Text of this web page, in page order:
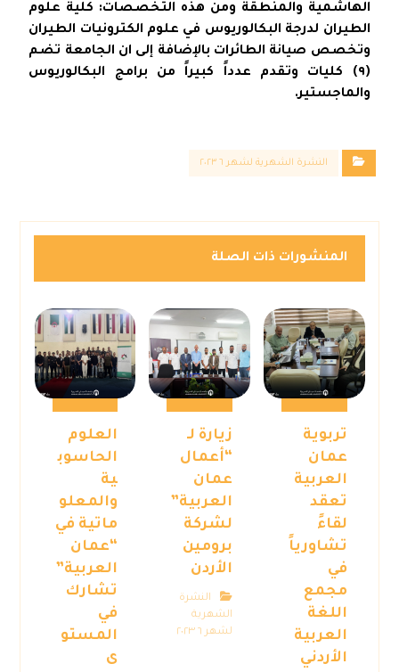
الهاشمية والمنطقة ومن هذه التخصصات: كلية علوم
الطيران لدرجة البكالوريوس في علوم الكترونيات الطيران
وتخصص صيانة الطائرات بالإضافة إلى ان الجامعة تضم
(٩) كليات وتقدم عدداً كبيراً من برامج البكالوريوس
والماجستير.
النشرة الشهرية لشهر ٦ ٢٠٢٣
المنشورات ذات الصلة
تربوية
عمان
العربية
تعقد
لقاءً
تشاورياً
في
مجمع
اللغة
العربية
الأردني
زيارة لـ
“أعمال
عمان
العربية”
لشركة
برومين
الأردن
النشرة
الشهرية
لشهر ٦ ٢٠٢٣
العلوم
الحاسوب
ية
والمعلو
ماتية في
“عمان
العربية”
تشارك
في
المستو
ى